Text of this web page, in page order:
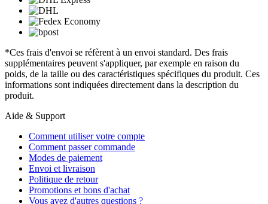
*Ces frais d'envoi se réfèrent à un envoi standard. Des frais
supplémentaires peuvent s'appliquer, par exemple en raison du
poids, de la taille ou des caractéristiques spécifiques du produit. Ces
informations sont indiquées directement dans la description du
produit.
Aide & Support
Comment utiliser votre compte
Comment passer commande
Modes de paiement
Envoi et livraison
Politique de retour
Promotions et bons d'achat
Vous avez d'autres questions ?